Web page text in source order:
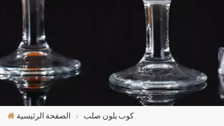
الصفحة الرئيسية كوب بلون صلب